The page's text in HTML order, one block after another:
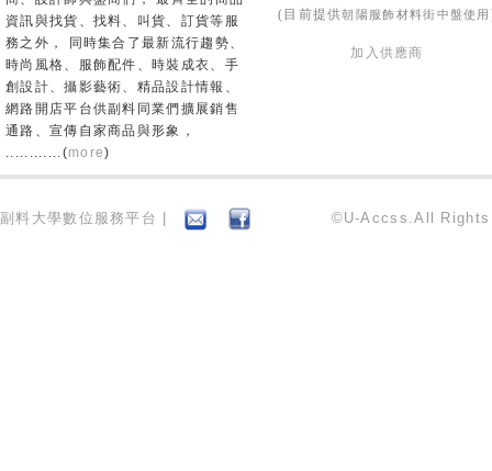
資訊與找貨、找料、叫貨、訂貨等服
務之外， 同時集合了最新流行趨勢、
時尚風格、服飾配件、時裝成衣、手
創設計、攝影藝術、精品設計情報、
網路開店平台供副料同業們擴展銷售
通路、宣傳自家商品與形象，
............(more)
(目前提供朝陽服飾材料街中盤使用
加入供應商
副料大學數位服務平台 | ©U-Accss.All Rights